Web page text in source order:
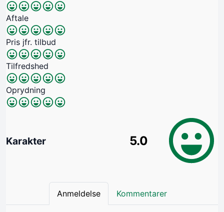
Aftale
Pris jfr. tilbud
Tilfredshed
Oprydning
Karakter 5.0
Anmeldelse Kommentarer